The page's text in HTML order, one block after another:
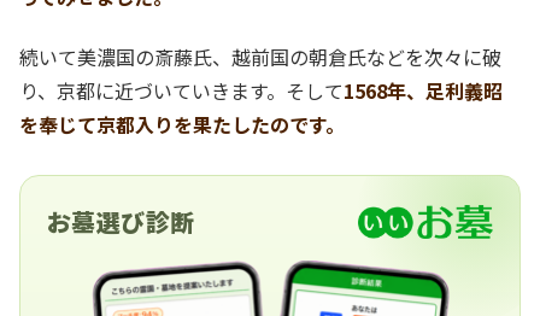
続いて美濃国の斎藤氏、越前国の朝倉氏などを次々に破
り、京都に近づいていきます。そして1568年、足利義昭
を奉じて京都入りを果たしたのです。
お墓選び診断